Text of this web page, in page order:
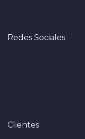
Redes Sociales
Clientes